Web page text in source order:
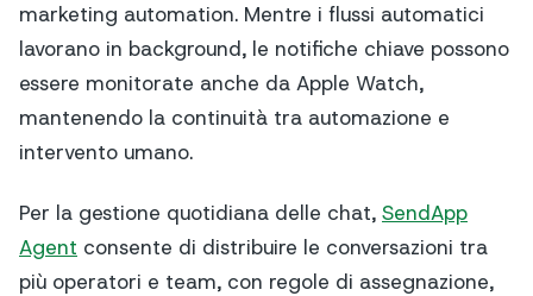
marketing automation. Mentre i flussi automatici
lavorano in background, le notifiche chiave possono
essere monitorate anche da Apple Watch,
mantenendo la continuità tra automazione e
intervento umano.
Per la gestione quotidiana delle chat, SendApp
Agent consente di distribuire le conversazioni tra
più operatori e team, con regole di assegnazione,